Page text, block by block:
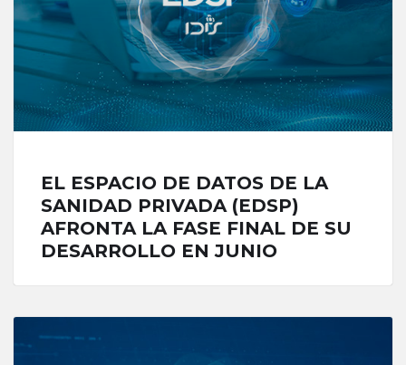
EL ESPACIO DE DATOS DE LA
SANIDAD PRIVADA (EDSP)
AFRONTA LA FASE FINAL DE SU
DESARROLLO EN JUNIO